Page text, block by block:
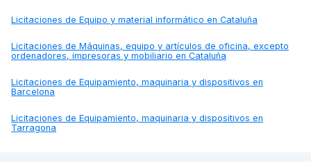
Licitaciones de Equipo y material informático en Cataluña
Licitaciones de Máquinas, equipo y artículos de oficina, excepto
ordenadores, impresoras y mobiliario en Cataluña
Licitaciones de Equipamiento, maquinaria y dispositivos en
Barcelona
Licitaciones de Equipamiento, maquinaria y dispositivos en
Tarragona